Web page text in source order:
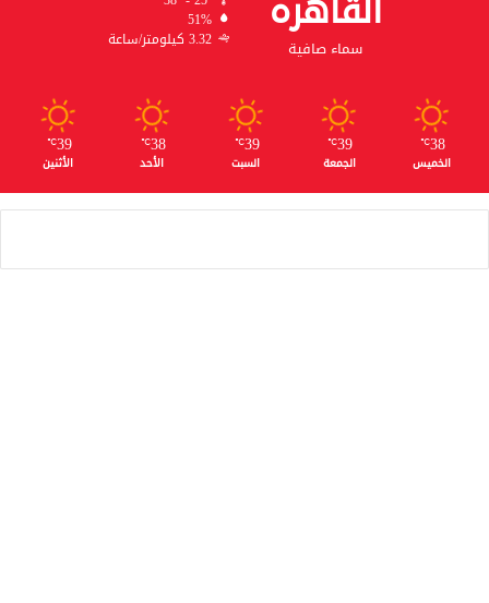
سماء صافية
51%
3.32 كيلومتر/ساعة
38
℃
الخميس
39
℃
الجمعة
39
℃
السبت
38
℃
الأحد
39
℃
الأثنين